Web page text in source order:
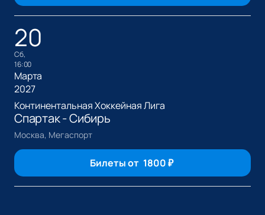
20
сб,
16:00
Марта
2027
Континентальная Хоккейная Лига
Спартак - Сибирь
Москва, Мегаспорт
Билеты от 1800₽